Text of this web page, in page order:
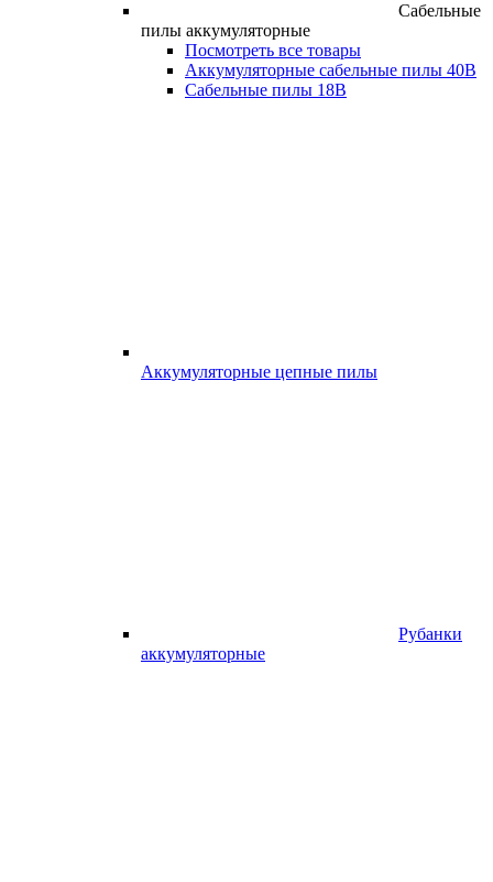
Сабельные
пилы аккумуляторные
Посмотреть все товары
Аккумуляторные сабельные пилы 40В
Сабельные пилы 18В
Аккумуляторные цепные пилы
Рубанки
аккумуляторные